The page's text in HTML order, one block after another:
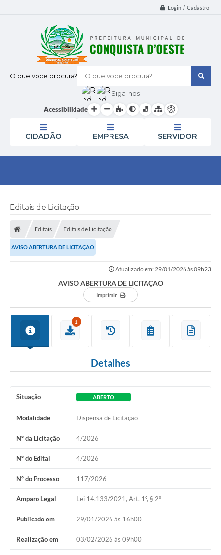
Login / Cadastro
O que voce procura?
Siga-nos
Acessibilidade
CIDADÃO EMPRESA SERVIDOR
Editais de Licitação
Editais Editais de Licitação
AVISO ABERTURA DE LICITAÇAO
Atualizado em: 29/01/2026 às 09h23
AVISO ABERTURA DE LICITAÇAO
Imprimir
1
Detalhes
Situação ABERTO
Modalidade Dispensa de Licitação
Nº da Licitação 4/2026
Nº do Edital 4/2026
Nº do Processo 117/2026
Amparo Legal Lei 14.133/2021, Art. 1º, § 2º
Publicado em 29/01/2026 às 16h00
Realização em 03/02/2026 às 09h00